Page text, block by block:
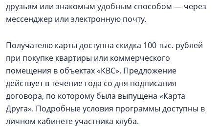
друзьям или знакомым удобным способом — через
мессенджер или электронную почту.
Получателю карты доступна скидка 100 тыс. рублей
при покупке квартиры или коммерческого
помещения в объектах «КВС». Предложение
действует в течение года со дня подписания
договора, по которому была выпущена «Карта
Друга». Подробные условия программы доступны в
личном кабинете участника клуба.